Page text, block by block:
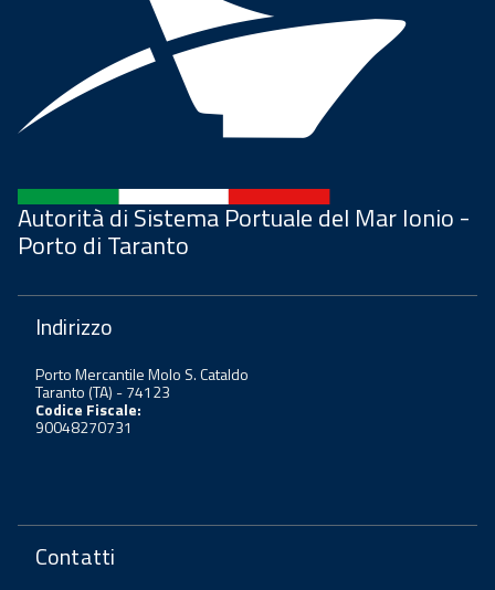
Autorità di Sistema Portuale del Mar Ionio -
Porto di Taranto
Indirizzo
Porto Mercantile Molo S. Cataldo
Taranto (TA) - 74123
Codice Fiscale:
90048270731
Contatti